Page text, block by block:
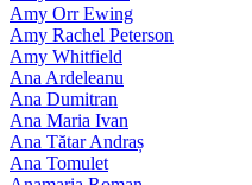
Amy Orr Ewing
Amy Rachel Peterson
Amy Whitfield
Ana Ardeleanu
Ana Dumitran
Ana Maria Ivan
Ana Tătar Andraș
Ana Tomulet